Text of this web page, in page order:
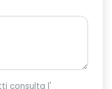
e sui tuoi diritti consulta l'